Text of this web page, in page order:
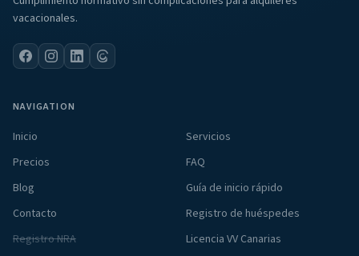
vacacionales.
NAVIGATION
Inicio
Servicios
Precios
FAQ
Blog
Guía de inicio rápido
Contacto
Registro de huéspedes
Registro NRA
Licencia VV Canarias